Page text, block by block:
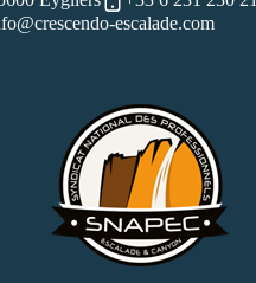
escalade.com